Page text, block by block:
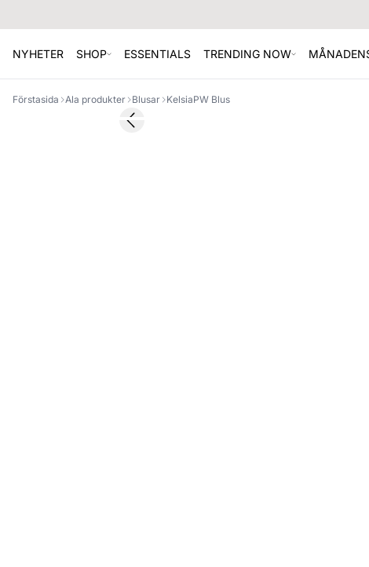
NYHETER SHOP ESSENTIALS TRENDING NOW
Förstasida Ala produkter Blusar
KelsiaPW Blus
SALEPrevious slide